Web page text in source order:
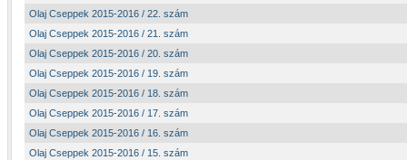
Olaj Cseppek 2015-2016 / 22. szám
Olaj Cseppek 2015-2016 / 21. szám
Olaj Cseppek 2015-2016 / 20. szám
Olaj Cseppek 2015-2016 / 19. szám
Olaj Cseppek 2015-2016 / 18. szám
Olaj Cseppek 2015-2016 / 17. szám
Olaj Cseppek 2015-2016 / 16. szám
Olaj Cseppek 2015-2016 / 15. szám